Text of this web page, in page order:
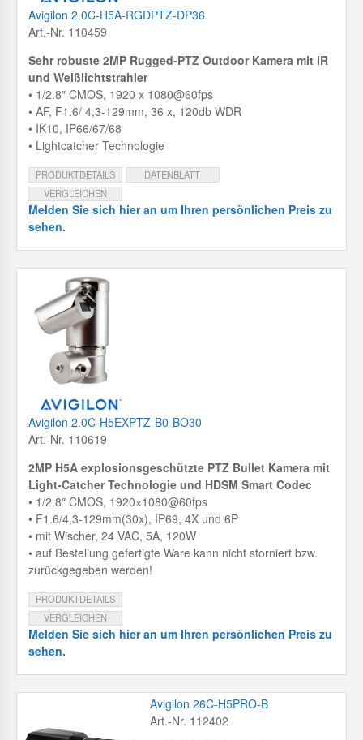
Avigilon 2.0C-H5A-RGDPTZ-DP36
Art.-Nr. 110459
Sehr robuste 2MP Rugged-PTZ Outdoor Kamera mit IR
und Weißlichtstrahler
• 1/2.8″ CMOS, 1920 x 1080@60fps
• AF, F1.6/ 4,3-129mm, 36 x, 120db WDR
• IK10, IP66/67/68
• Lightcatcher Technologie
PRODUKTDETAILS
DATENBLATT
VERGLEICHEN
Melden Sie sich hier an um Ihren persönlichen Preis zu
sehen.
Avigilon 2.0C-H5EXPTZ-B0-BO30
Art.-Nr. 110619
2MP H5A explosionsgeschützte PTZ Bullet Kamera mit
Light-Catcher Technologie und HDSM Smart Codec
• 1/2.8″ CMOS, 1920×1080@60fps
• F1.6/4,3-129mm(30x), IP69, 4X und 6P
• mit Wischer, 24 VAC, 5A, 120W
• auf Bestellung gefertigte Ware kann nicht storniert bzw.
zurückgegeben werden!
PRODUKTDETAILS
VERGLEICHEN
Melden Sie sich hier an um Ihren persönlichen Preis zu
sehen.
Avigilon 26C-H5PRO-B
Art.-Nr. 112402